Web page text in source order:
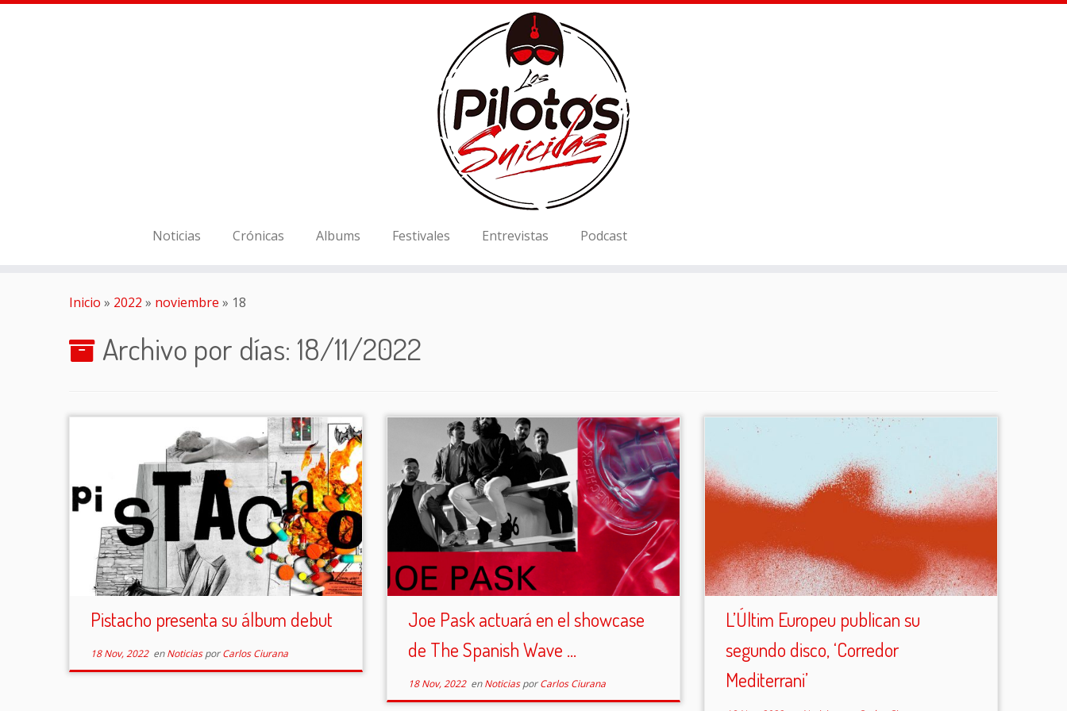
Noticias Crónicas Albums Festivales Entrevistas Podcast
Inicio » 2022 » noviembre » 18
Archivo por días: 18/11/2022
Pistacho presenta su álbum debut
18 Nov, 2022enNoticiasporCarlos Ciurana
Joe Pask actuará en el showcase
de The Spanish Wave ...
18 Nov, 2022enNoticiasporCarlos Ciurana
L’Últim Europeu publican su
segundo disco, ‘Corredor
Mediterrani’